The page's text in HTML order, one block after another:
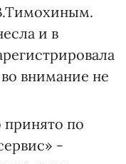
и в
внимание не
по
-